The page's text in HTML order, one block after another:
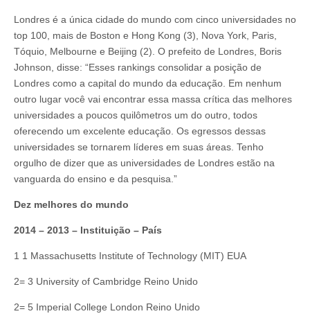
Londres é a única cidade do mundo com cinco universidades no
top 100, mais de Boston e Hong Kong (3), Nova York, Paris,
Tóquio, Melbourne e Beijing (2). O prefeito de Londres, Boris
Johnson, disse: “Esses rankings consolidar a posição de
Londres como a capital do mundo da educação. Em nenhum
outro lugar você vai encontrar essa massa crítica das melhores
universidades a poucos quilômetros um do outro, todos
oferecendo um excelente educação. Os egressos dessas
universidades se tornarem líderes em suas áreas. Tenho
orgulho de dizer que as universidades de Londres estão na
vanguarda do ensino e da pesquisa.”
Dez melhores do mundo
2014 – 2013 – Instituição – País
1 1 Massachusetts Institute of Technology (MIT) EUA
2= 3 University of Cambridge Reino Unido
2= 5 Imperial College London Reino Unido